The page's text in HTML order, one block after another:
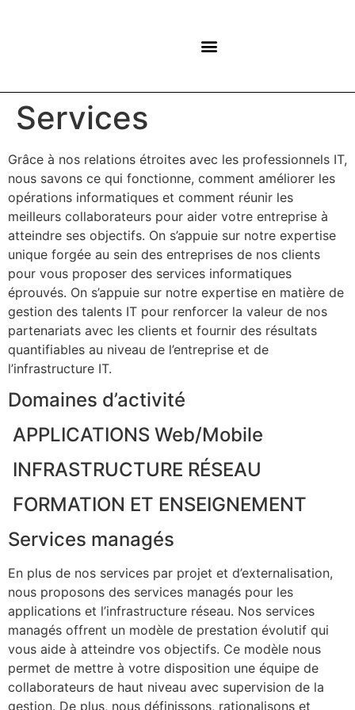
Services
Grâce à nos relations étroites avec les professionnels IT,
nous savons ce qui fonctionne, comment améliorer les
opérations informatiques et comment réunir les
meilleurs collaborateurs pour aider votre entreprise à
atteindre ses objectifs. On s’appuie sur notre expertise
unique forgée au sein des entreprises de nos clients
pour vous proposer des services informatiques
éprouvés. On s’appuie sur notre expertise en matière de
gestion des talents IT pour renforcer la valeur de nos
partenariats avec les clients et fournir des résultats
quantifiables au niveau de l’entreprise et de
l’infrastructure IT.
Domaines d’activité
APPLICATIONS Web/Mobile
INFRASTRUCTURE RÉSEAU
FORMATION ET ENSEIGNEMENT
Services managés
En plus de nos services par projet et d’externalisation,
nous proposons des services managés pour les
applications et l’infrastructure réseau. Nos services
managés offrent un modèle de prestation évolutif qui
vous aide à atteindre vos objectifs. Ce modèle nous
permet de mettre à votre disposition une équipe de
collaborateurs de haut niveau avec supervision de la
gestion. De plus, nous définissons, rationalisons et